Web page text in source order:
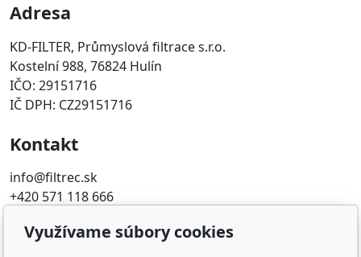
Adresa
KD-FILTER, Průmyslová filtrace s.r.o.
Kostelní 988, 76824 Hulín
IČO: 29151716
IČ DPH: CZ29151716
Kontakt
info@filtrec.sk
+420 571 118 666
Obľúbené odkazy
Využívame súbory cookies